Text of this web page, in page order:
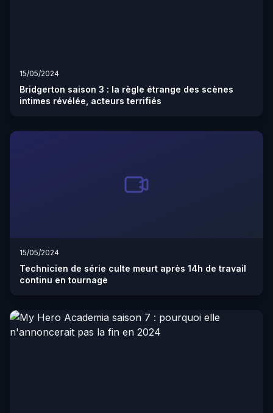
15/05/2024
Bridgerton saison 3 : la règle étrange des scènes
intimes révélée, acteurs terrifiés
15/05/2024
Technicien de série culte meurt après 14h de travail
continu en tournage